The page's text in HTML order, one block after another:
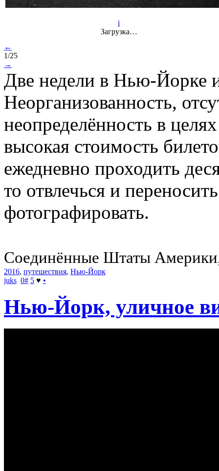
i
Загрузка…
←
1/25
→
Две недели в Нью-Йорке
Неорганизованность,
неопределённость в
высокая стоимость
ежедневно проходить
то отвлечься и
фотографировать.
Соединённые Штаты
2016, путешествия, Нью-Йорк
juks 0# 5 ♥ •
Нью-Йорк, уличное